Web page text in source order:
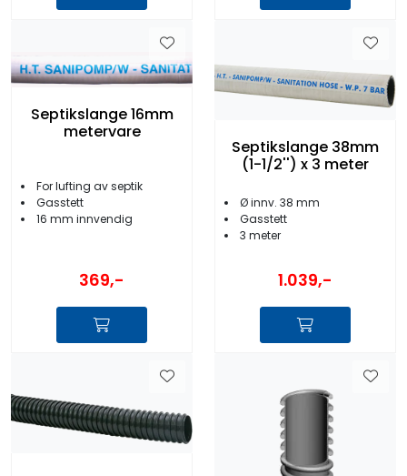
Septikslange 16mm
metervare
For lufting av septik
Gasstett
16 mm innvendig
369,-
Septikslange 38mm
(1-1/2'') x 3 meter
Ø innv. 38 mm
Gasstett
3 meter
1.039,-